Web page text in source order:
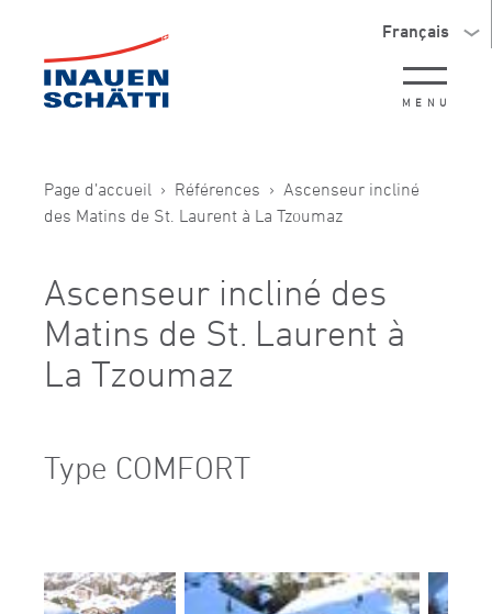
Français
MENU
Page d’accueil Références
Ascenseur incliné
des Matins de St. Laurent à La Tzoumaz
Ascenseur incliné des
Matins de St. Laurent à
La Tzoumaz
Type COMFORT